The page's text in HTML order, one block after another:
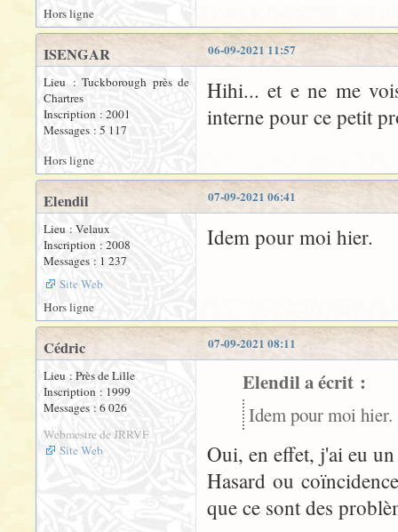
Hors ligne
06-09-2021 11:57
ISENGAR
Lieu : Tuckborough près de
Chartres
Inscription : 2001
Messages : 5 117
Hihi... et e ne me
interne pour ce petit
Hors ligne
07-09-2021 06:41
Elendil
Lieu : Velaux
Inscription : 2008
Messages : 1 237
Site Web
Idem pour moi hier.
Hors ligne
07-09-2021 08:11
Cédric
Lieu : Près de Lille
Inscription : 1999
Messages : 6 026
Webmestre de JRRVF
Site Web
Elendil a écrit :
Idem pour moi hier.
Oui, en effet, j'ai eu
Hasard ou
que ce sont des